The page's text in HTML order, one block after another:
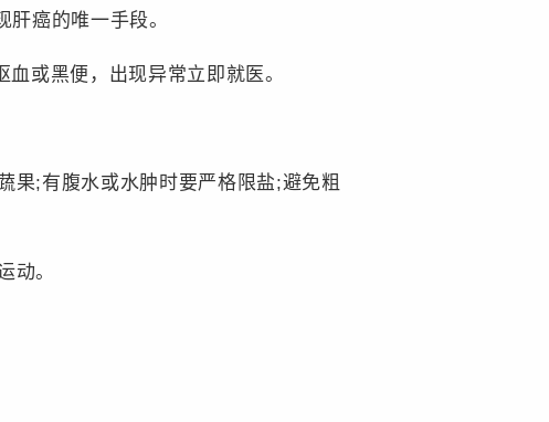
癌的唯一手段。
或黑便，出现异常立即就医。
;有腹水或水肿时要严格限盐;避免粗
动。